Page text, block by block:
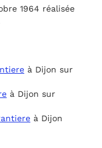
1964 réalisée
à Dijon sur
à Dijon sur
à Dijon